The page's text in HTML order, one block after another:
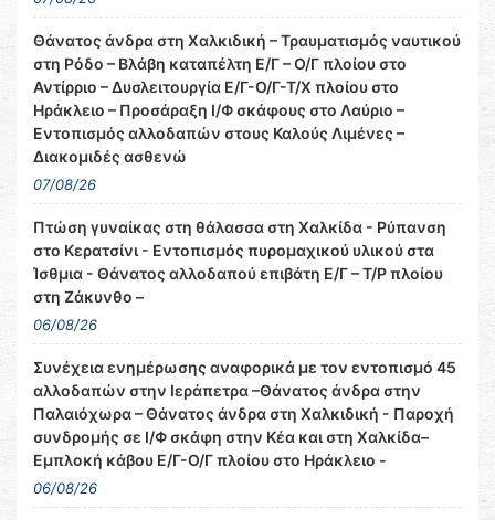
Θάνατος άνδρα στη Χαλκιδική – Τραυματισμός ναυτικού
στη Ρόδο – Βλάβη καταπέλτη Ε/Γ – Ο/Γ πλοίου στο
Αντίρριο – Δυσλειτουργία Ε/Γ-Ο/Γ-Τ/Χ πλοίου στο
Ηράκλειο – Προσάραξη Ι/Φ σκάφους στο Λαύριο –
Εντοπισμός αλλοδαπών στους Καλούς Λιμένες –
Διακομιδές ασθενώ
07/08/26
Πτώση γυναίκας στη θάλασσα στη Χαλκίδα - Ρύπανση
στο Κερατσίνι - Εντοπισμός πυρομαχικού υλικού στα
Ίσθμια - Θάνατος αλλοδαπού επιβάτη Ε/Γ – Τ/Ρ πλοίου
στη Ζάκυνθο –
06/08/26
Συνέχεια ενημέρωσης αναφορικά με τον εντοπισμό 45
αλλοδαπών στην Ιεράπετρα –Θάνατος άνδρα στην
Παλαιόχωρα – Θάνατος άνδρα στη Χαλκιδική - Παροχή
συνδρομής σε Ι/Φ σκάφη στην Κέα και στη Χαλκίδα–
Εμπλοκή κάβου Ε/Γ-Ο/Γ πλοίου στο Ηράκλειο -
06/08/26